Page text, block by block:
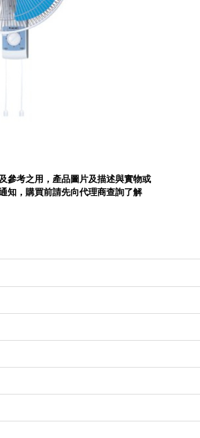
參考之用，產品圖片及描述與實物或
知，購買前請先向代理商查詢了解